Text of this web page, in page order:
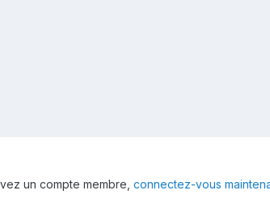
un compte membre, connectez-vous